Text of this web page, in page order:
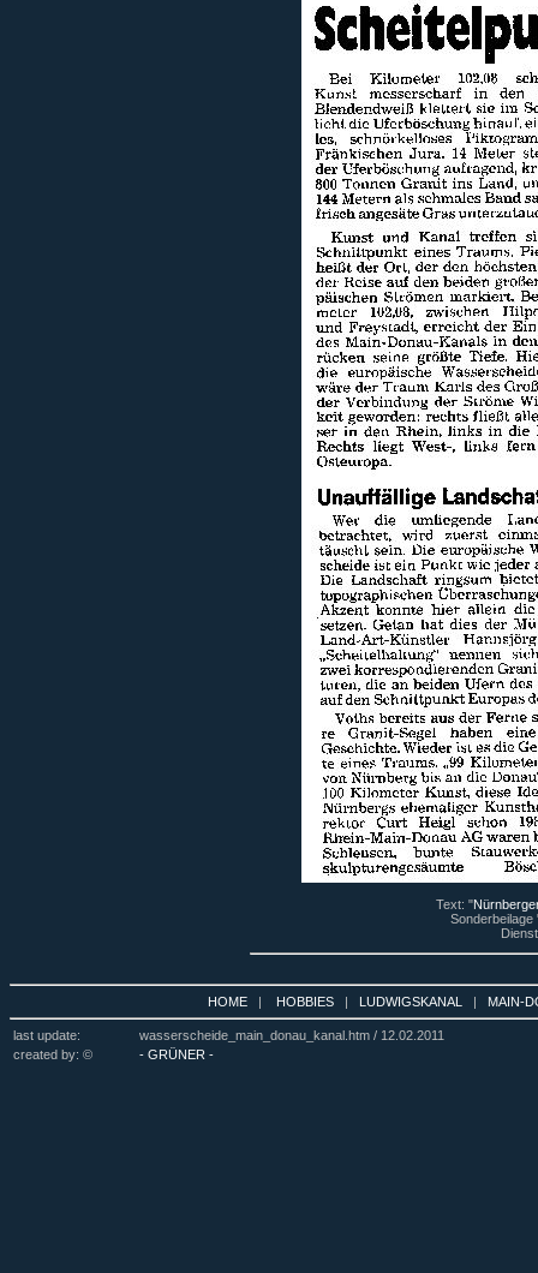
Text: "
Sonderbeilage
HOME | HOBBIES | LUDWIGSKANAL | MAIN-
last update: wasserscheide_main_donau_kanal.htm / 12.02.2011
created by: ©
- GRÜNER -